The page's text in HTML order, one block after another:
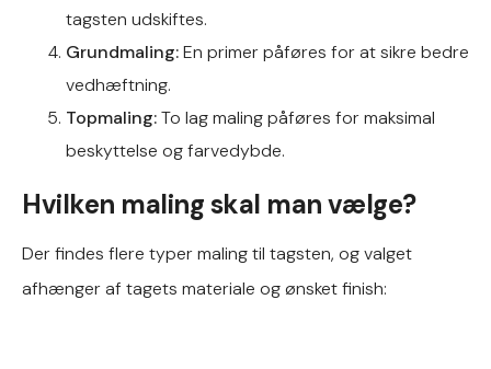
tagsten udskiftes.
Grundmaling:En primer påføres for at sikre bedre
vedhæftning.
Topmaling:To lag maling påføres for maksimal
beskyttelse og farvedybde.
Hvilken maling skal man vælge?
Der findes flere typer maling til tagsten, og valget
afhænger af tagets materiale og ønsket finish: